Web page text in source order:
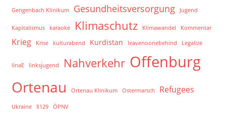
Gengenbach Klinikum Gesundheitsversorgung Jugend
Kapitalismus karaoke Klimaschutz Klimawandel Kommentar
Krieg Krise kulturabend Kurdistan leavenoonebehind Legalize
linaE linksjugend Nahverkehr Offenburg
Ortenau Ortenau Klinikum Ostermarsch Refugees
Ukraine §129 ÖPNV